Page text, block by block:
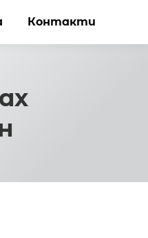
Контакти
Контакти